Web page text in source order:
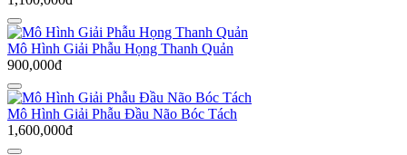
Mô Hình Giải Phẫu Họng Thanh Quản
900,000đ
Mô Hình Giải Phẫu Đầu Não Bóc Tách
1,600,000đ